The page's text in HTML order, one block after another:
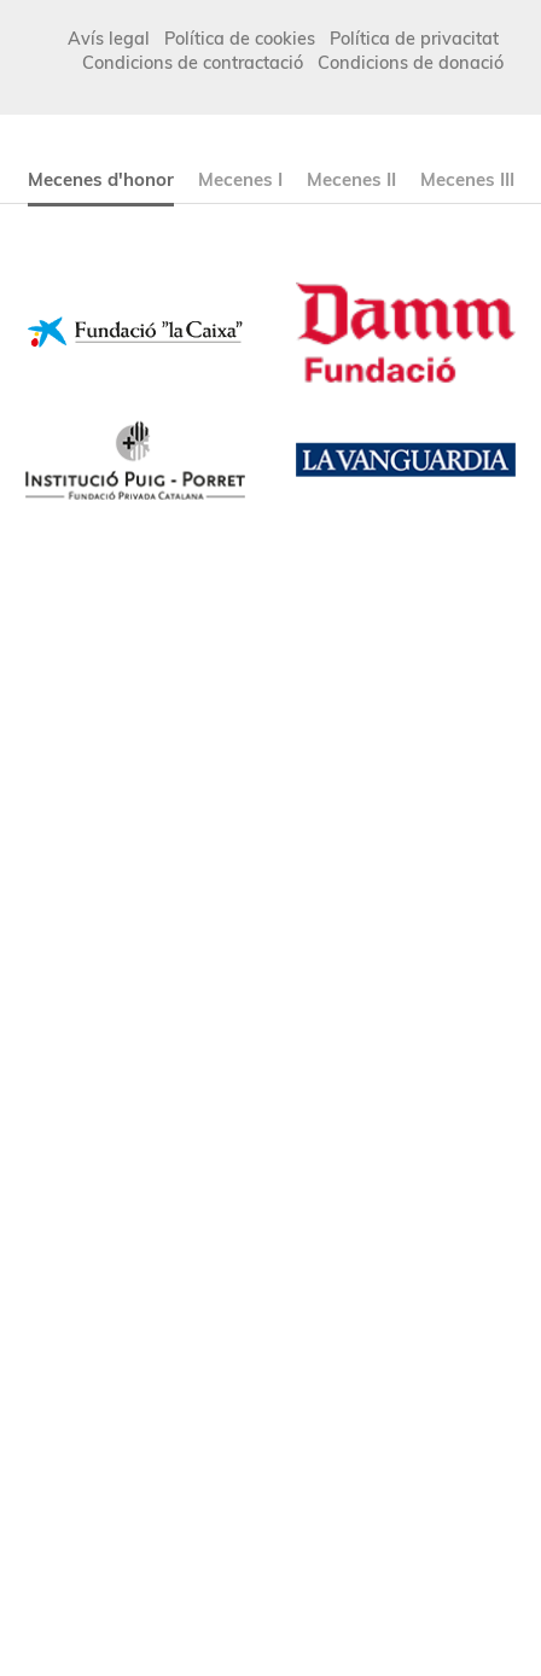
Avís legal Política de cookies
Política de privacitat
Condicions de contractació
Condicions de donació
Mecenes d'honor Mecenes I Mecenes II Mecenes III